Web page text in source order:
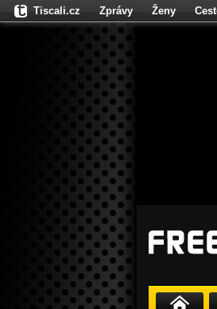
Tiscali.cz Zprávy Ženy
Fights.cz